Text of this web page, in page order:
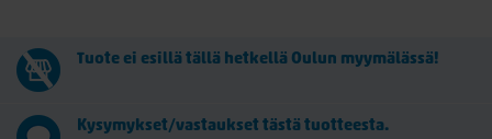
Tuote ei esillä tällä hetkellä Oulun myymälässä!
Kysymykset/vastaukset tästä tuotteesta.